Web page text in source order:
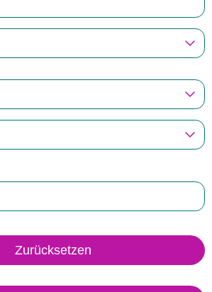
Zurücksetzen